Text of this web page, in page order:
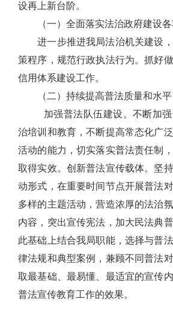
设再上新台阶。
（一） 全面落实法治政府建设
进一步推进我局法治机关建设
策程序，规范行政执法行为。抓好
信用体系建设工作。
（ 二 ） 持续提高普法质量和水平
加强普法队伍建设。不断加强
治培训和教育，不断提高常态化广
活动的能力，切实落实普法责任制
取得实效。创新普法宣传载体。坚
动形式，在重要时间节点开展普法
多样的主题活动，营造浓厚的法治
内容 ， 突出宣传宪法，加大民法典
此基础上结合我局职能，选择与普
律法规和典型案例，兼顾不同普法
取最基础、最易懂、最适宜的宣传
普法宣传教育工作的效果。